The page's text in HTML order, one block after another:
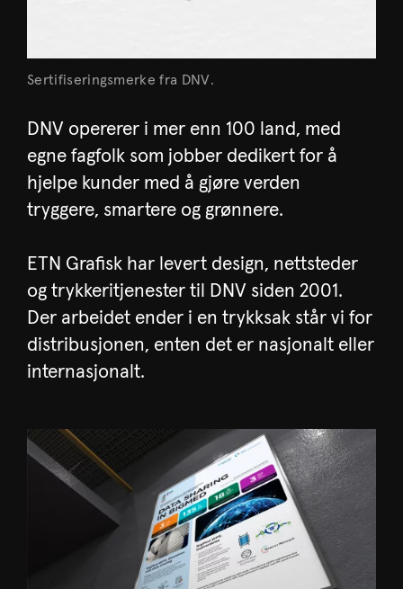
Sertifiseringsmerke fra DNV.
DNV opererer i mer enn 100 land, med
egne fagfolk som jobber dedikert for å
hjelpe kunder med å gjøre verden
tryggere, smartere og grønnere.
ETN Grafisk har levert design, nettsteder
og trykkeritjenester til DNV siden 2001.
Der arbeidet ender i en trykksak står vi for
distribusjonen, enten det er nasjonalt eller
internasjonalt.